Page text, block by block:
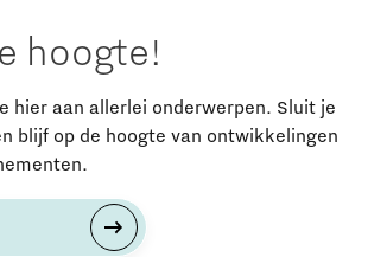
hoogte!
hier aan allerlei onderwerpen. Sluit je
blijf op de hoogte van ontwikkelingen